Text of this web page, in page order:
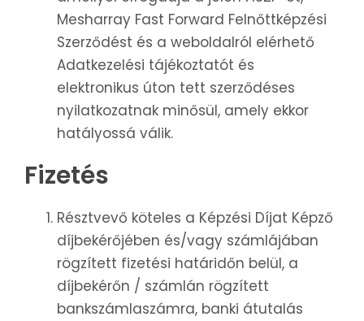
Mesharray Fast Forward Felnőttképzési
Szerződést és a weboldalról elérhető
Adatkezelési tájékoztatót és
elektronikus úton tett szerződéses
nyilatkozatnak minősül, amely ekkor
hatályossá válik.
Fizetés
Résztvevő köteles a Képzési Díjat Képző
díjbekérőjében és/vagy számlájában
rögzített fizetési határidőn belül, a
díjbekérőn / számlán rögzített
bankszámlaszámra, banki átutalás